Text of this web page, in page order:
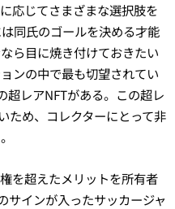
応じてさまざまな選択肢を
同氏のゴールを決める才能
ら目に焼き付けておきたい
ンの中で最も切望されてい
超レアNFTがある。この超レ
ため、コレクターにとって非
を超えたメリットを所有者
サインが入ったサッカージャ